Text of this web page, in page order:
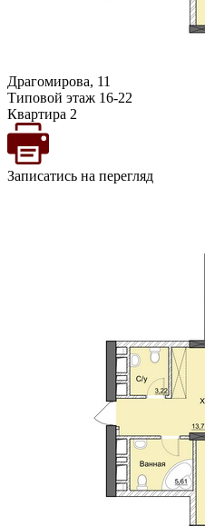
Драгомирова, 11
Типовой этаж 16-22
Квартира 2
Записатись на перегляд